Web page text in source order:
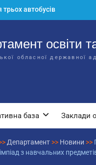
трьох автобусів
освіти
та науки обласної
для
освіти
обласної державної
база Заклади
Департамент >> Новини >>
з навчальних